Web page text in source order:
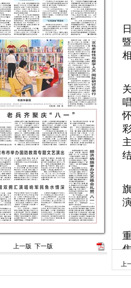
上一版 下一版
上